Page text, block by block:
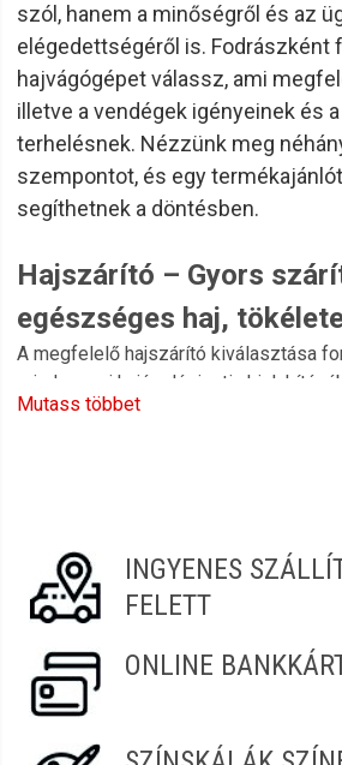
szól, hanem a minőségről és az
elégedettségéről is. Fodrászként
hajvágógépet válassz, ami
illetve a vendégek igényeinek és
terhelésnek. Nézzünk meg
szempontot, és egy
segíthetnek a döntésben.
Hajszárító – Gyors
egészséges haj,
A megfelelő hajszárító kiválasztása
mindennapi hajápolási rutin
megválasztott eszköz nemcsak
szalonmunkáról vagy otthoni
Mire figyelj fodrász
vásárlásakor?
1. Teljesítmény
A hajszárítók teljesítménye wattban
Mutass többet
INGYENES
FELETT
ONLINE